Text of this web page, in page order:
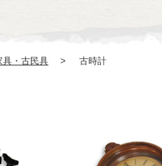
具・古民具 古時計